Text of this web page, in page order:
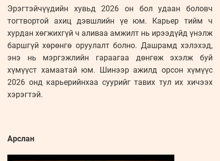
Эрэгтэйчүүдийн хувьд 2026 он бол удаан боловч
тогтвортой ахиц дэвшлийн үе юм. Карьер тийм ч
хурдан хөгжихгүй ч аливаа амжилт нь ирээдүйд үнэлж
баршгүй хөрөнгө оруулалт болно. Дашрамд хэлэхэд,
энэ нь мэргэжлийн гараагаа дөнгөж эхэлж буй
хүмүүст хамаатай юм. Шинээр ажилд орсон хүмүүс
2026 онд карьерийнхаа суурийг тавих тул их хичээх
хэрэгтэй.
Арслан